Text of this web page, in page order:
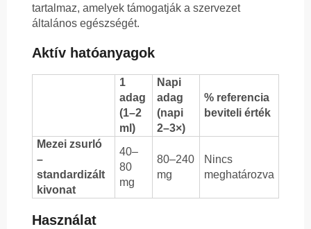
tartalmaz, amelyek támogatják a szervezet
általános egészségét.
Aktív hatóanyagok
1
adag
(1–2
ml)
Napi
adag
(napi
2–3×)
% referencia
beviteli érték
Mezei zsurló
–
standardizált
kivonat
40–
80
mg
80–240
mg
Nincs
meghatározva
Használat